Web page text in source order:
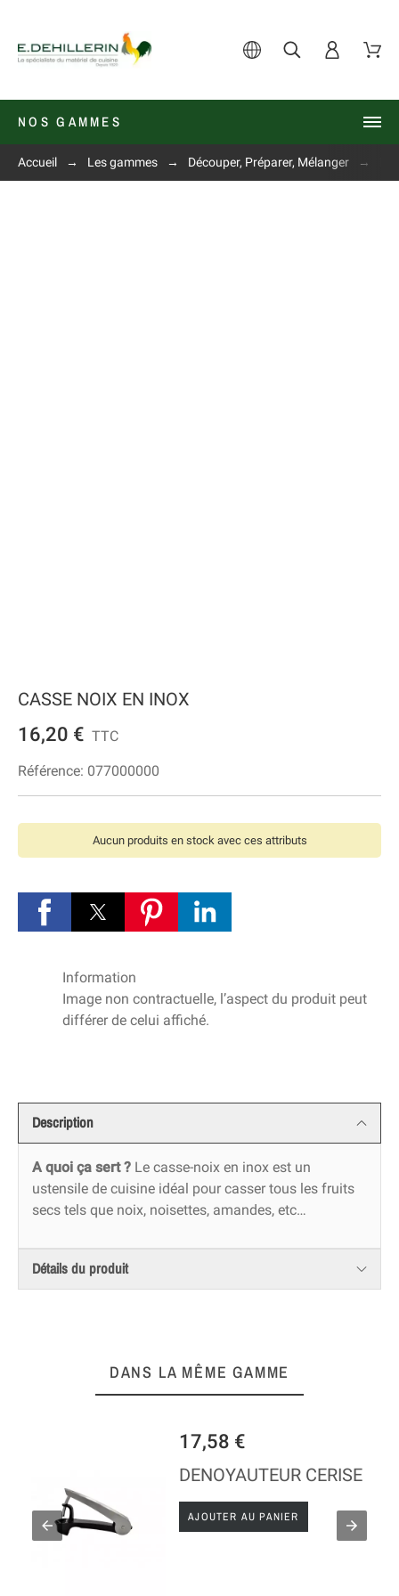
NOS GAMMES
Accueil Les gammes Découper, Préparer, Mélanger
CASSE NOIX EN INOX
16,20 € TTC
Référence: 077000000
Aucun produits en stock avec ces attributs
Information
Image non contractuelle, l’aspect du produit peut
différer de celui affiché.
Description
A quoi ça sert ? Le casse-noix en inox est un
ustensile de cuisine idéal pour casser tous les fruits
secs tels que noix, noisettes, amandes, etc…
Détails du produit
DANS LA MÊME GAMME
17,58 €
DENOYAUTEUR CERISE
AJOUTER AU PANIER